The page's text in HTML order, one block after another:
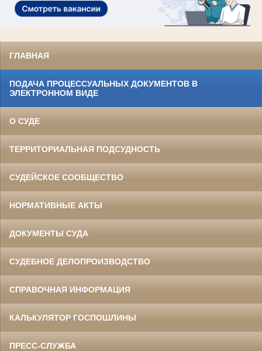
ГЛАВНАЯ
ПОДАЧА ПРОЦЕССУАЛЬНЫХ ДОКУМЕНТОВ В
ЭЛЕКТРОННОМ ВИДЕ
О СУДЕ
ТЕРРИТОРИАЛЬНАЯ ПОДСУДНОСТЬ
СУДЕЙСКОЕ СООБЩЕСТВО
НОРМАТИВНЫЕ АКТЫ
ДОКУМЕНТЫ СУДА
СУДЕБНОЕ ДЕЛОПРОИЗВОДСТВО
СПРАВОЧНАЯ ИНФОРМАЦИЯ
КАЛЬКУЛЯТОР ГОСПОШЛИНЫ
ПРЕСС-СЛУЖБА